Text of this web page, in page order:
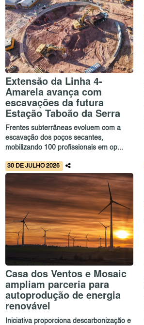
Extensão da Linha 4-
Amarela avança com
escavações da futura
Estação Taboão da Serra
Frentes subterrâneas evoluem com a
escavação dos poços secantes,
mobilizando 100 profissionais em op...
30 DE JULHO 2026
Casa dos Ventos e Mosaic
ampliam parceria para
autoprodução de energia
renovável
Iniciativa proporciona descarbonização e